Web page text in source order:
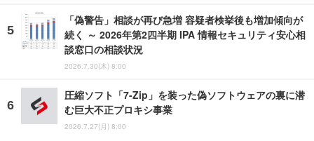
「偽警告」相談が再び急増 容疑者検挙後も増加傾向が
続く ～ 2026年第2四半期 IPA 情報セキュリティ安心相
談窓口の相談状況
2026.7.30(木) 8:00
圧縮ソフト「7-Zip」を装った偽ソフトウェアの裏に潜
む巨大不正プロキシ事業
2026.7.27(月) 8:00